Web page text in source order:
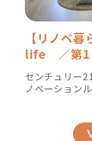
【リノベ
life ／第1
センチュリー
ノベーションル